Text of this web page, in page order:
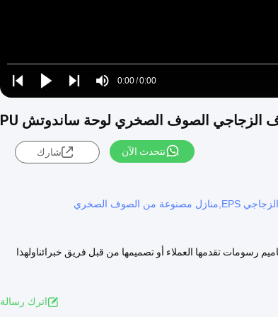
Play
Play
Play
Mute
Time
0:00/0:00
Loaded:
0%
نتحدث الآن شارك
رسومات تقدمها العملاء أو تصميمها من قبل فريق خبرائناولهذا
اترك رسالة